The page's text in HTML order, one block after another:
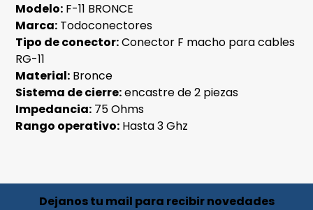
Modelo: F-11 BRONCE
Marca: Todoconectores
Tipo de conector:Conector F macho para cables
RG-11
Material: Bronce
Sistema de cierre:encastre de 2 piezas
Impedancia: 75 Ohms
Rango operativo: Hasta 3 Ghz
Dejanos tu mail para recibir novedades